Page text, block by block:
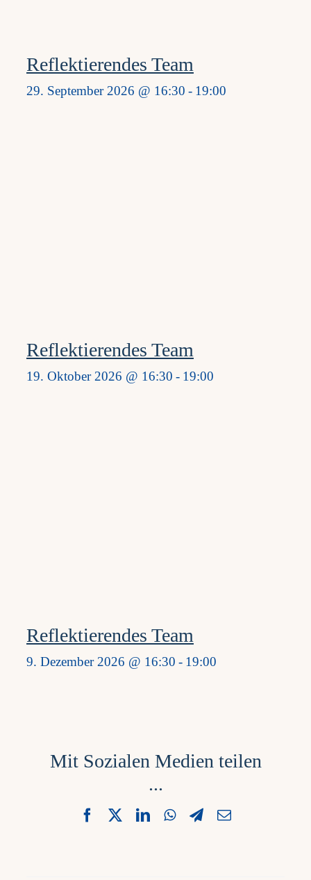
Reflektierendes Team
29. September 2026 @ 16:30 - 19:00
Reflektierendes Team
19. Oktober 2026 @ 16:30 - 19:00
Reflektierendes Team
9. Dezember 2026 @ 16:30 - 19:00
Mit Sozialen Medien teilen
...
Facebook
X LinkedInWhatsApp
Telegram
Email